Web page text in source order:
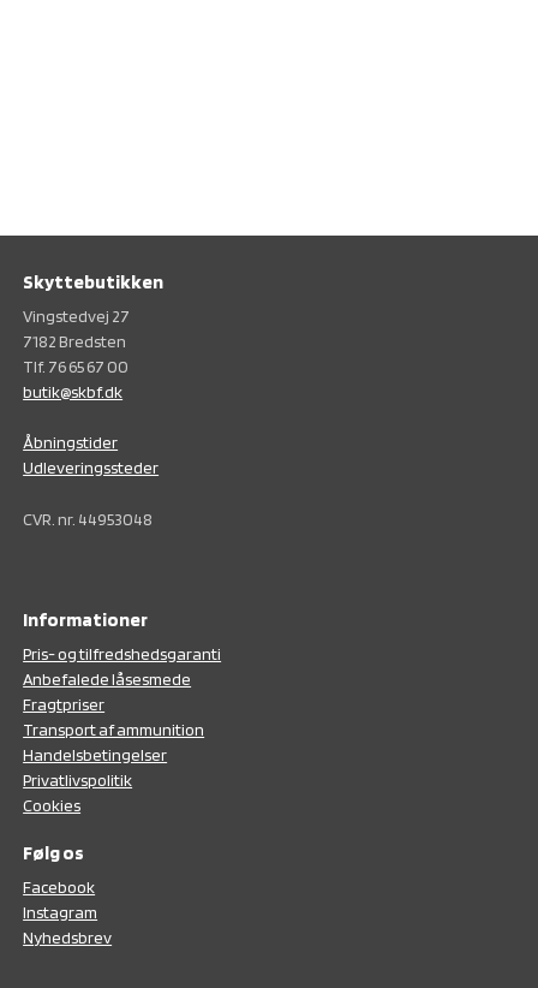
Skyttebutikken
Vingstedvej 27
7182 Bredsten
Tlf. 76 65 67 00
butik@skbf.dk
Åbningstider
Udleveringssteder
CVR. nr. 44953048
Informationer
Pris- og tilfredshedsgaranti
Anbefalede låsesmede
Fragtpriser
Transport af ammunition
Handelsbetingelser
Privatlivspolitik
Cookies
Følg os
Facebook
Instagram
Nyhedsbrev